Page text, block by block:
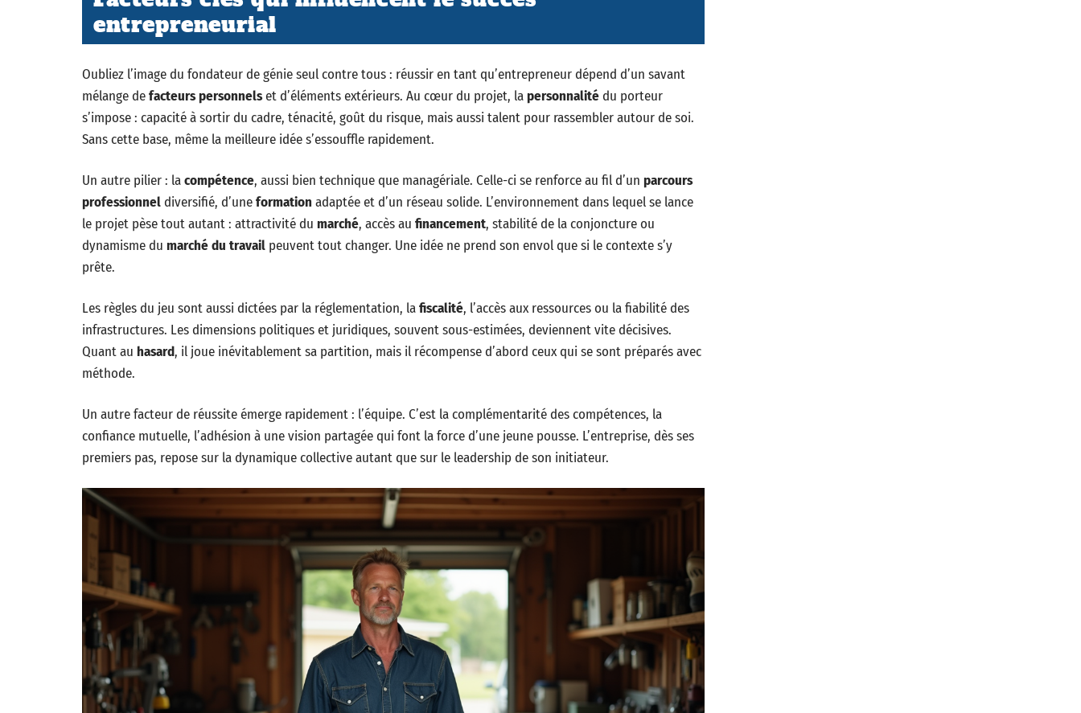
entrepreneurial
Oubliez l’image du fondateur de génie seul contre tous : réussir en tant qu’entrepreneur dépend d’un savant
mélange defacteurs personnelset d’éléments extérieurs. Au cœur du projet, lapersonnalitédu porteur
s’impose : capacité à sortir du cadre, ténacité, goût du risque, mais aussi talent pour rassembler autour de soi.
Sans cette base, même la meilleure idée s’essouffle rapidement.
Un autre pilier : lacompétence, aussi bien technique que managériale. Celle-ci se renforce au fil d’un parcours
professionneldiversifié, d’uneformation adaptée et d’un réseau solide. L’environnement dans lequel se lance
le projet pèse tout autant : attractivité du marché, accès au financement, stabilité de la conjoncture ou
dynamisme du marché du travail peuvent tout changer. Une idée ne prend son envol que si le contexte s’y
prête.
Les règles du jeu sont aussi dictées par la réglementation, lafiscalité, l’accès aux ressources ou la fiabilité des
infrastructures. Les dimensions politiques et juridiques, souvent sous-estimées, deviennent vite décisives.
Quant au hasard, il joue inévitablement sa partition, mais il récompense d’abord ceux qui se sont préparés avec
méthode.
Un autre facteur de réussite émerge rapidement : l’équipe. C’est la complémentarité des compétences, la
confiance mutuelle, l’adhésion à une vision partagée qui font la force d’une jeune pousse. L’entreprise, dès ses
premiers pas, repose sur la dynamique collective autant que sur le leadership de son initiateur.